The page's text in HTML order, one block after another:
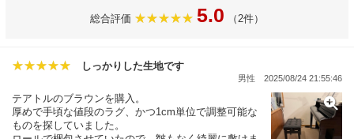
総合評価 5.0 （2件）
しっかりした生地です
男性 2025/08/24 21:55:46
テアトルのブラウンを購入。
厚めで手頃な値段のラグ、かつ1cm単位で調整可能な
ものを探していました。